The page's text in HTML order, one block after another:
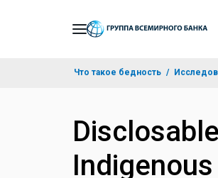
Что такое бедность